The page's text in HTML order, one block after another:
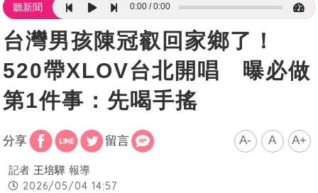
聽新聞 0:00 0:00
台灣男孩陳冠叡回家鄉了！
520帶XLOV台北開唱 曝必做
第1件事：先喝手搖
分享 留言 A- A A+
記者 王培驊 報導
2026/05/04 14:57